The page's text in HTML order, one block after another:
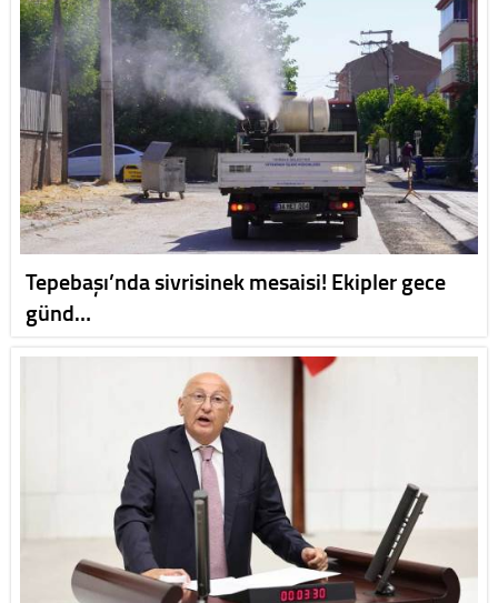
Tepebaşı’nda sivrisinek mesaisi! Ekipler gece
günd…